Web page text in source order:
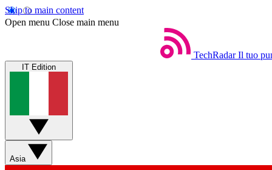
Skip to main content
Open menu Close main menu
TechRadar Il tuo
IT Edition
Asia